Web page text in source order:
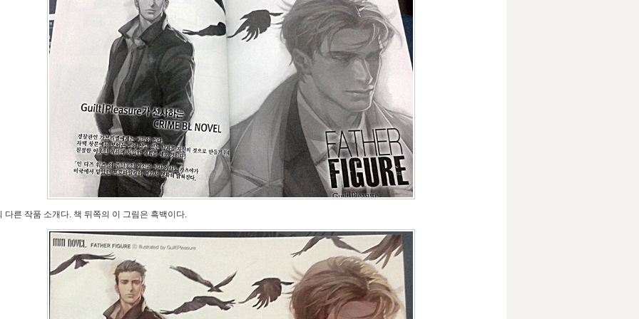
다른 작품 소개다. 책 뒤쪽의 이 그림은 흑백이다.